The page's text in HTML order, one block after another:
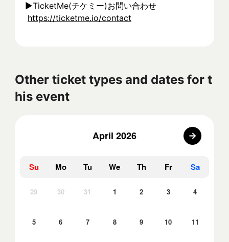
▶︎TicketMe(チケミー)お問い合わせ
https://ticketme.io/contact
Other ticket types and dates for t
his event
April 2026
Su Mo Tu We Th Fr Sa
29 30 31 1 2 3 4
5 6 7 8 9 10 11